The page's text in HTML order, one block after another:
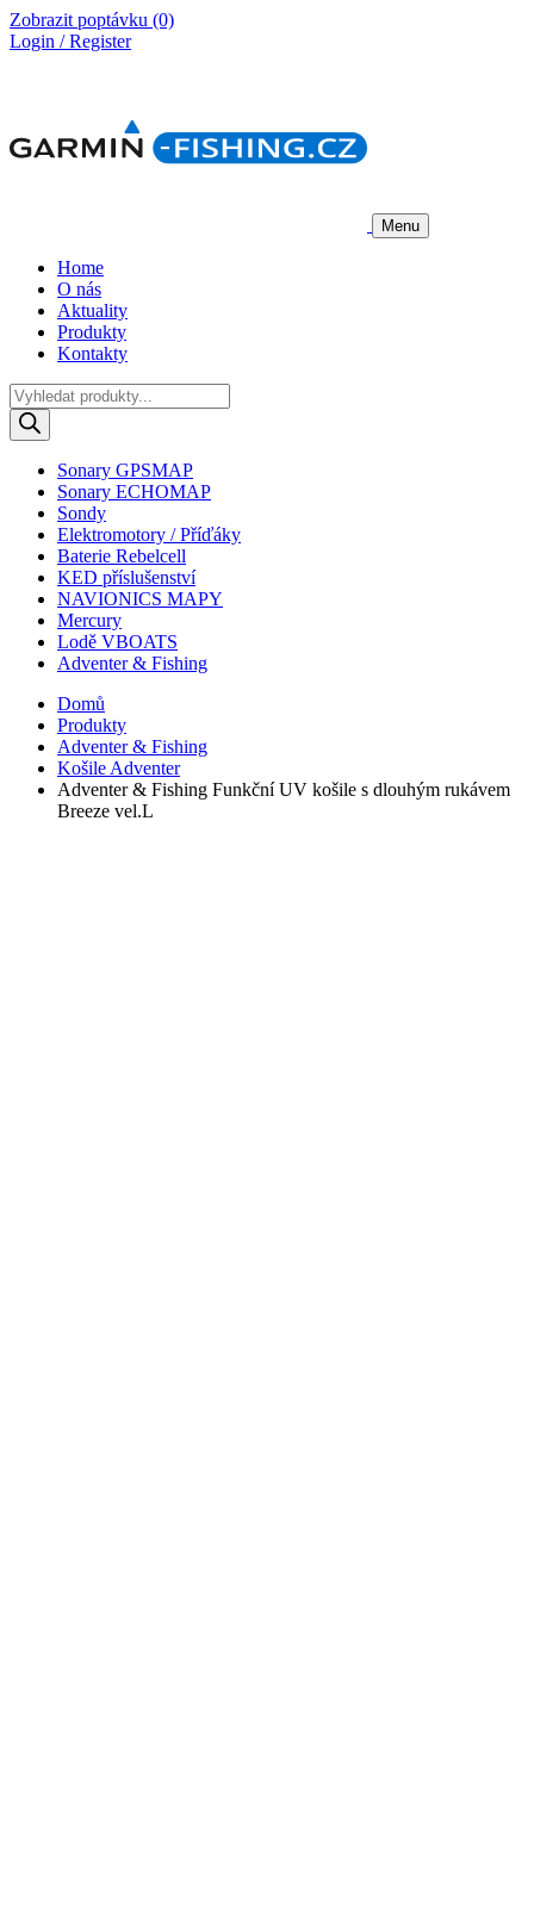
Zobrazit poptávku (0)
Login / Register
Menu
Home
O nás
Aktuality
Produkty
Kontakty
Products
search
Sonary GPSMAP
Sonary ECHOMAP
Sondy
Elektromotory / Příďáky
Baterie Rebelcell
KED příslušenství
NAVIONICS MAPY
Mercury
Lodě VBOATS
Adventer & Fishing
Domů
Produkty
Adventer & Fishing
Košile Adventer
Adventer & Fishing Funkční UV košile s dlouhým rukávem
Breeze vel.L